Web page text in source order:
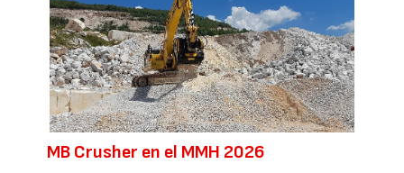
MB Crusher en el MMH 2026